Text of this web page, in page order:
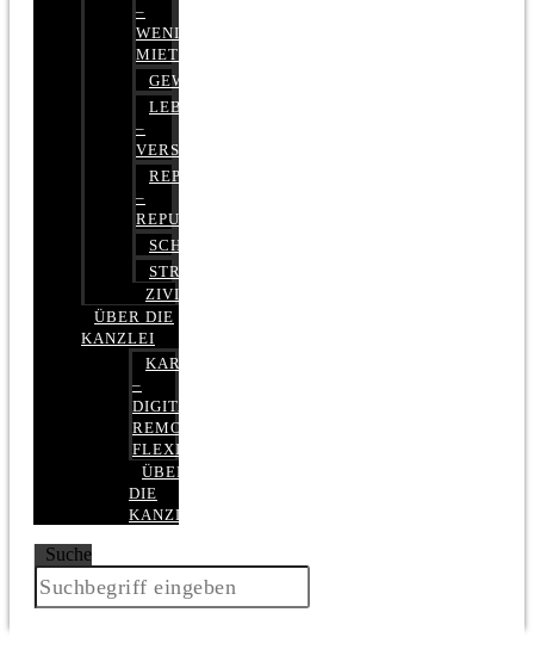
–
WENIGER
MIETE
GEWERBERECHT
LEBENSVERSICHERUNG
–
VERSICHERUNGSRECHT
REPUTATIONSRECHT
–
REPUTATIONSMANAGEMENT
SCHUFARECHT
STRAFRECHT
ZIVILRECHT
ÜBER DIE
KANZLEI
KARRIERE
–
DIGITAL,
REMOTE,
FLEXIBEL
ÜBER
DIE
KANZLEI
Suche